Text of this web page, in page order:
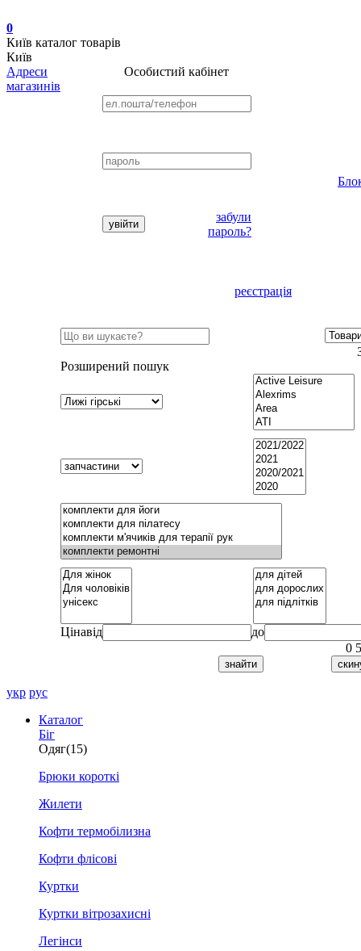
0
Київ каталог товарів
Київ
Адреси
магазинів
Особистий кабінет
забули
пароль?
реєстрація
Розширений пошук
Цінавід
до
0
укр рус
Каталог
Біг
Одяг(15)
Брюки короткі
Жилети
Кофти термобілизна
Кофти флісові
Куртки
Куртки вітрозахисні
Легінси